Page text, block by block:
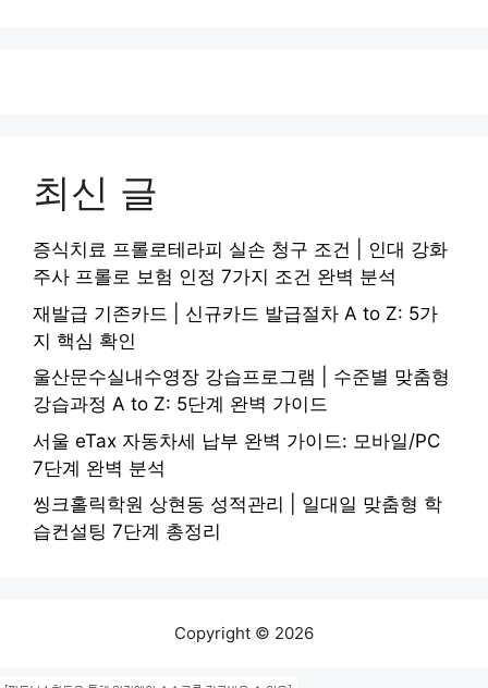
최신 글
증식치료 프롤로테라피 실손 청구 조건 | 인대 강화
주사 프롤로 보험 인정 7가지 조건 완벽 분석
재발급 기존카드 | 신규카드 발급절차 A to Z: 5가
지 핵심 확인
울산문수실내수영장 강습프로그램 | 수준별 맞춤형
강습과정 A to Z: 5단계 완벽 가이드
서울 eTax 자동차세 납부 완벽 가이드: 모바일/PC
7단계 완벽 분석
씽크홀릭학원 상현동 성적관리 | 일대일 맞춤형 학
습컨설팅 7단계 총정리
Copyright © 2026